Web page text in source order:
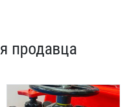
продавца